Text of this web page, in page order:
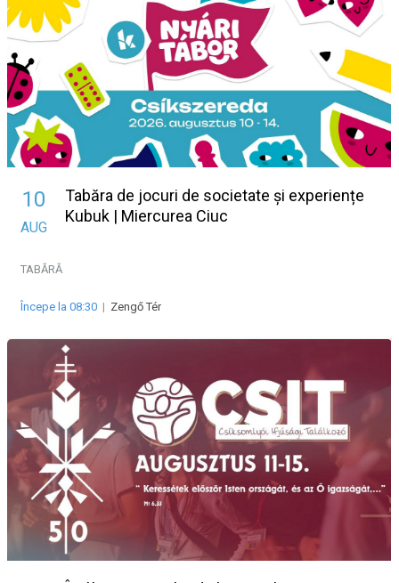
10
AUG
Tabăra de jocuri de societate și experiențe
Kubuk | Miercurea Ciuc
TABĂRĂ
Începe la 08:30 | Zengő Tér